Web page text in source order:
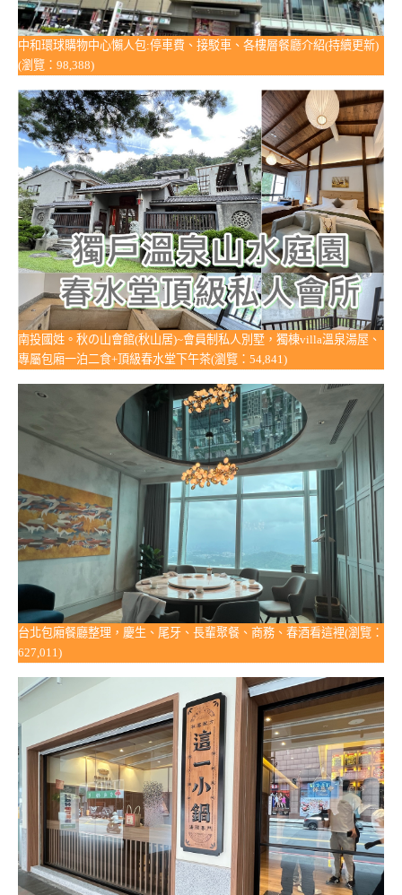
中和環球購物中心懶人包:停車費、接駁車、各樓層餐廳介紹(持續更新)
(瀏覽：98,388)
南投國姓。秋の山會館(秋山居)~會員制私人別墅，獨棟villa溫泉湯屋、
專屬包廂一泊二食+頂級春水堂下午茶(瀏覽：54,841)
台北包廂餐廳整理，慶生、尾牙、長輩聚餐、商務、春酒看這裡(瀏覽：
627,011)